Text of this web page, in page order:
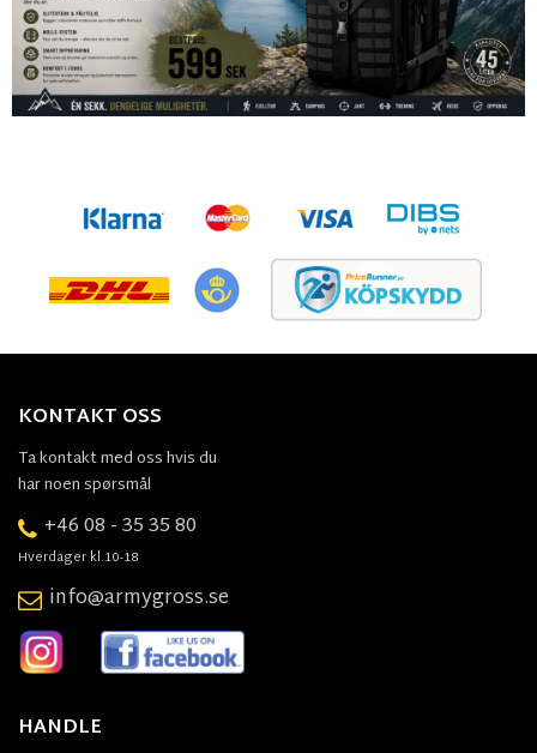
KONTAKT OSS
Ta kontakt med oss hvis du
har noen spørsmål
+46 08 - 35 35 80
Hverdager kl.10-18
info@armygross.se
HANDLE